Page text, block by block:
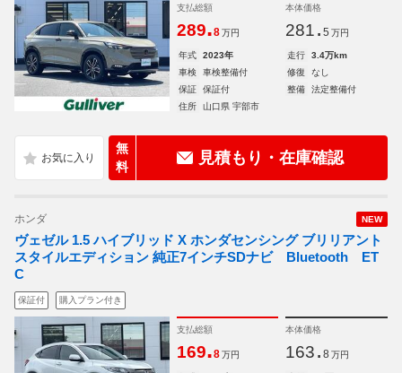
支払総額
289.8 万円
本体価格
281. 5 万円
年式 2023年 走行
3.4万km
車検
車検整備付 修復
なし
保証
保証付 整備
法定整備付
住所
山口県 宇部市
無
料
見積もり・在庫確認
NEW
ホンダ
ヴェゼル 1.5 ハイブリッド X ホンダセンシング ブリリアント
スタイルエディション 純正7インチSDナビ Bluetooth ET
C
保証付 購入プラン付き
支払総額
169.8 万円
本体価格
163. 8 万円